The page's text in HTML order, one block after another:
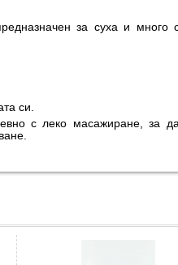
за суха и много
си.
с леко масажиране, за